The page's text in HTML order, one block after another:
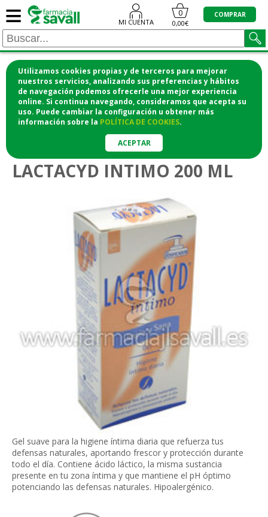
Utilizamos cookies propias y de terceros para mejorar
nuestros servicios, analizando sus preferencias y hábitos
de navegación podemos ofrecerle una mejor experiencia
online. Si continua navegando, consideramos que acepta su
uso. Puede cambiar la configuración u obtener más
información sobre la POLÍTICA DE COOKIES.
ACEPTAR
≡ MI CUENTA
0
0,00€
COMPRAR
¡COMPRA CÓMODAMENTE DESDE CASA Y RECOGE
EN LA FARMACIA!
o si lo prefieres te lo mandamos a casa
Higiene corporal >
LACTACYD INTIMO 200 ML
Gel suave para la higiene íntima diaria que refuerza tus
defensas naturales, aportando frescor y protección durante
todo el día. Contiene ácido láctico, la misma sustancia
presente en tu zona íntima y que mantiene el pH óptimo
potenciando las defensas naturales. Hipoalergénico.